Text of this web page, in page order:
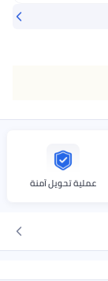
عملية تحويل آمنة